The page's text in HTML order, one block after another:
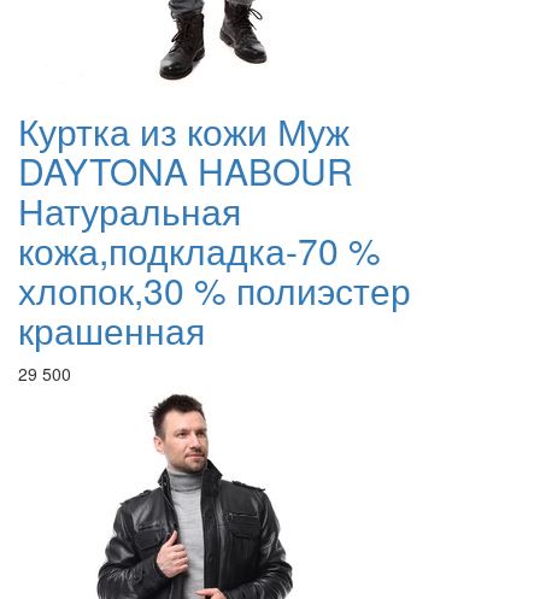
Куртка из кожи Муж
DAYTONA HABOUR
Натуральная
кожа,подкладка-70 %
хлопок,30 % полиэстер
крашенная
29 500